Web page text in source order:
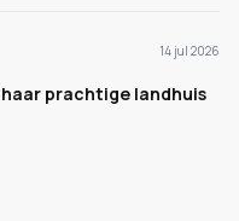
14 jul 2026
prachtige landhuis